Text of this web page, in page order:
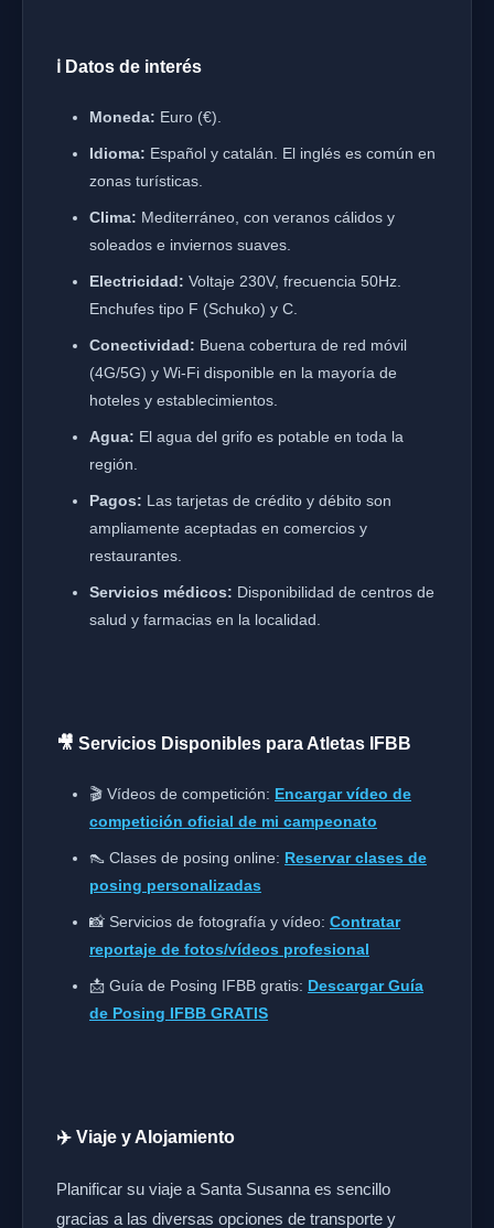
ℹ️ Datos de interés
Moneda: Euro (€).
Idioma: Español y catalán. El inglés es común en
zonas turísticas.
Clima: Mediterráneo, con veranos cálidos y
soleados e inviernos suaves.
Electricidad: Voltaje 230V, frecuencia 50Hz.
Enchufes tipo F (Schuko) y C.
Conectividad: Buena cobertura de red móvil
(4G/5G) y Wi-Fi disponible en la mayoría de
hoteles y establecimientos.
Agua: El agua del grifo es potable en toda la
región.
Pagos: Las tarjetas de crédito y débito son
ampliamente aceptadas en comercios y
restaurantes.
Servicios médicos: Disponibilidad de centros de
salud y farmacias en la localidad.
🎥 Servicios Disponibles para Atletas IFBB
🎬 Vídeos de competición: Encargar vídeo de
competición oficial de mi campeonato
👠 Clases de posing online: Reservar clases de
posing personalizadas
📸 Servicios de fotografía y vídeo: Contratar
reportaje de fotos/vídeos profesional
📩 Guía de Posing IFBB gratis: Descargar Guía
de Posing IFBB GRATIS
✈️ Viaje y Alojamiento
Planificar su viaje a Santa Susanna es sencillo
gracias a las diversas opciones de transporte y